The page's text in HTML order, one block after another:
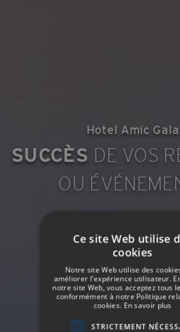
Hotel Amic Gala
SUCCÈS DE VOS
OU
Ce site Web utilise
cookies
Notre site Web utilise des
améliorer l'expérience utilisateur.
notre site Web, vous acceptez tous
conformément à notre Politique
cookies. En savoir plus
STRICTEMENT